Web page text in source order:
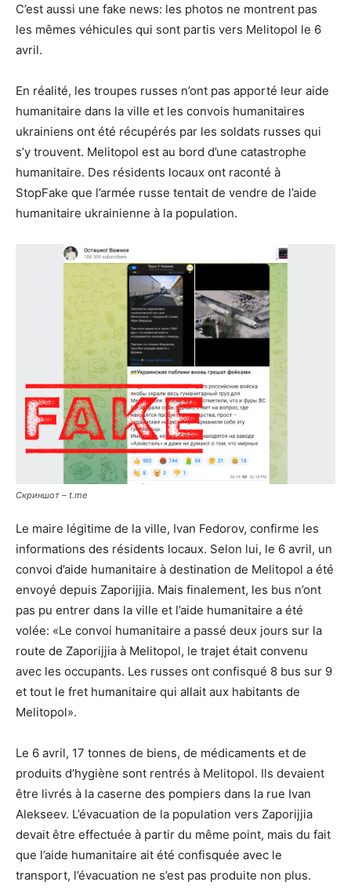
C’est aussi une fake news: les photos ne montrent pas
les mêmes véhicules qui sont partis vers Melitopol le 6
avril.
En réalité, les troupes russes n’ont pas apporté leur aide
humanitaire dans la ville et les convois humanitaires
ukrainiens ont été récupérés par les soldats russes qui
s’y trouvent. Melitopol est au bord d’une catastrophe
humanitaire. Des résidents locaux ont raconté à
StopFake que l’armée russe tentait de vendre de l’aide
humanitaire ukrainienne à la population.
Скриншот – t.me
Le maire légitime de la ville, Ivan Fedorov, confirme les
informations des résidents locaux. Selon lui, le 6 avril, un
convoi d’aide humanitaire à destination de Melitopol a été
envoyé depuis Zaporijjia. Mais finalement, les bus n’ont
pas pu entrer dans la ville et l’aide humanitaire a été
volée: «Le convoi humanitaire a passé deux jours sur la
route de Zaporijjia à Melitopol, le trajet était convenu
avec les occupants. Les russes ont confisqué 8 bus sur 9
et tout le fret humanitaire qui allait aux habitants de
Melitopol».
Le 6 avril, 17 tonnes de biens, de médicaments et de
produits d’hygiène sont rentrés à Melitopol. Ils devaient
être livrés à la caserne des pompiers dans la rue Ivan
Alekseev. L’évacuation de la population vers Zaporijjia
devait être effectuée à partir du même point, mais du fait
que l’aide humanitaire ait été confisquée avec le
transport, l’évacuation ne s’est pas produite non plus.